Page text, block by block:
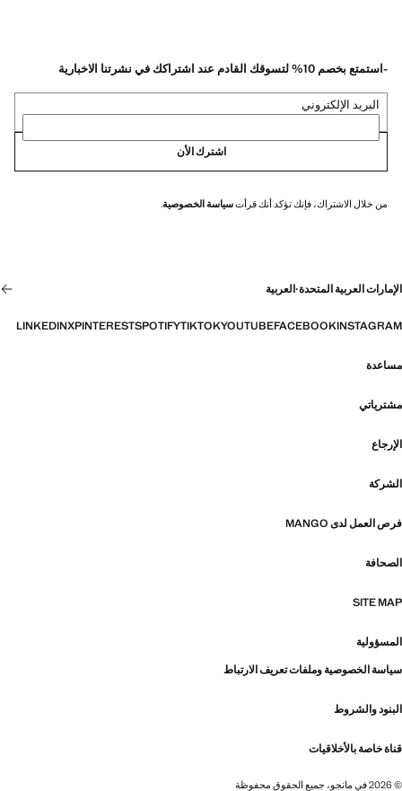
-استمتع بخصم 10% لتسوقك القادم عند اشتراكك في نشرتنا الاخبارية
البريد الإلكتروني
اشترك الأن
من خلال الاشتراك، فإنك تؤكد أنك قرأتسياسة الخصوصية.
الإمارات العربية المتحدة·العربية
INSTAGRAM
FACEBOOK
YOUTUBE
TIKTOK
SPOTIFY
PINTEREST
X
LINKEDIN
مساعدة
مشترياتي
الإرجاع
الشركة
فرص العمل لدى MANGO
الصحافة
SITE MAP
المسؤولية
سياسة الخصوصية وملفات تعريف الارتباط
البنود والشروط
قناة خاصة بالأخلاقيات
© 2026 في مانجو، جميع الحقوق محفوظة